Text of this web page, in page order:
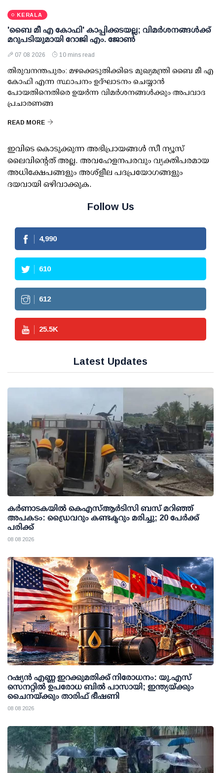
KERALA
'ബൈ മീ എ കോഫി' കാപ്പിക്കടയല്ല; വിമര്‍ശനങ്ങള്‍ക്ക്
മറുപടിയുമായി റോജി എം. ജോണ്‍
07 08 2026 10 mins read
തിരുവനന്തപുരം: മഴക്കെടുതിക്കിടെ മുഖ്യമന്ത്രി ബൈ മീ എ
കോഫി എന്ന സ്ഥാപനം ഉദ്ഘാടനം ചെയ്യാന്‍
പോയതിനെതിരെ ഉയര്‍ന്ന വിമര്‍ശനങ്ങള്‍ക്കും അപവാദ
പ്രചാരണങ്ങ
READ MORE
ഇവിടെ കൊടുക്കുന്ന അഭിപ്രായങ്ങള്‍ സീ ന്യൂസ്
ലൈവിന്റെത് അല്ല. അവഹേളനപരവും വ്യക്തിപരമായ
അധിക്ഷേപങ്ങളും അശ്‌ളീല പദപ്രയോഗങ്ങളും
ദയവായി ഒഴിവാക്കുക.
Follow Us
4,990
610
612
25.5K
Latest Updates
കര്‍ണാടകയില്‍ കെഎസ്ആര്‍ടിസി ബസ് മറിഞ്ഞ്
അപകടം: ഡ്രൈവറും കണ്ടക്ടറും മരിച്ചു; 20 പേര്‍ക്ക്
പരിക്ക്
08 08 2026
റഷ്യന്‍ എണ്ണ ഇറക്കുമതിക്ക് നിരോധനം: യു.എസ്
സെനറ്റില്‍ ഉപരോധ ബില്‍ പാസായി; ഇന്ത്യയ്ക്കും
ചൈനയ്ക്കും താരിഫ് ഭീഷണി
08 08 2026